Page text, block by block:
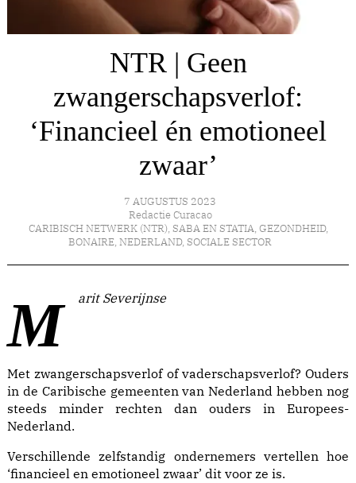
NTR | Geen
zwangerschapsverlof:
‘Financieel én emotioneel
zwaar’
7 AUGUSTUS 2023
Redactie Curacao
CARIBISCH NETWERK (NTR), SABA EN STATIA, GEZONDHEID,
BONAIRE, NEDERLAND, SOCIALE SECTOR
Marit Severijnse
Met zwangerschapsverlof of vaderschapsverlof? Ouders
in de Caribische gemeenten van Nederland hebben nog
steeds minder rechten dan ouders in Europees-
Nederland.
Verschillende zelfstandig ondernemers vertellen hoe
‘financieel en emotioneel zwaar’ dit voor ze is.